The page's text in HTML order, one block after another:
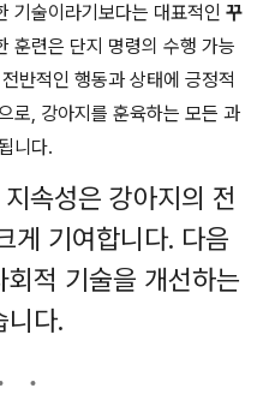
기술이라기보다는 대표적인 꾸
훈련은 단지 명령의 수행 가능
반적인 행동과 상태에 긍정적
로, 강아지를 훈육하는 모든 과
니다.
속성은 강아지의 전
게 기여합니다. 다음
적 기술을 개선하는
니다.